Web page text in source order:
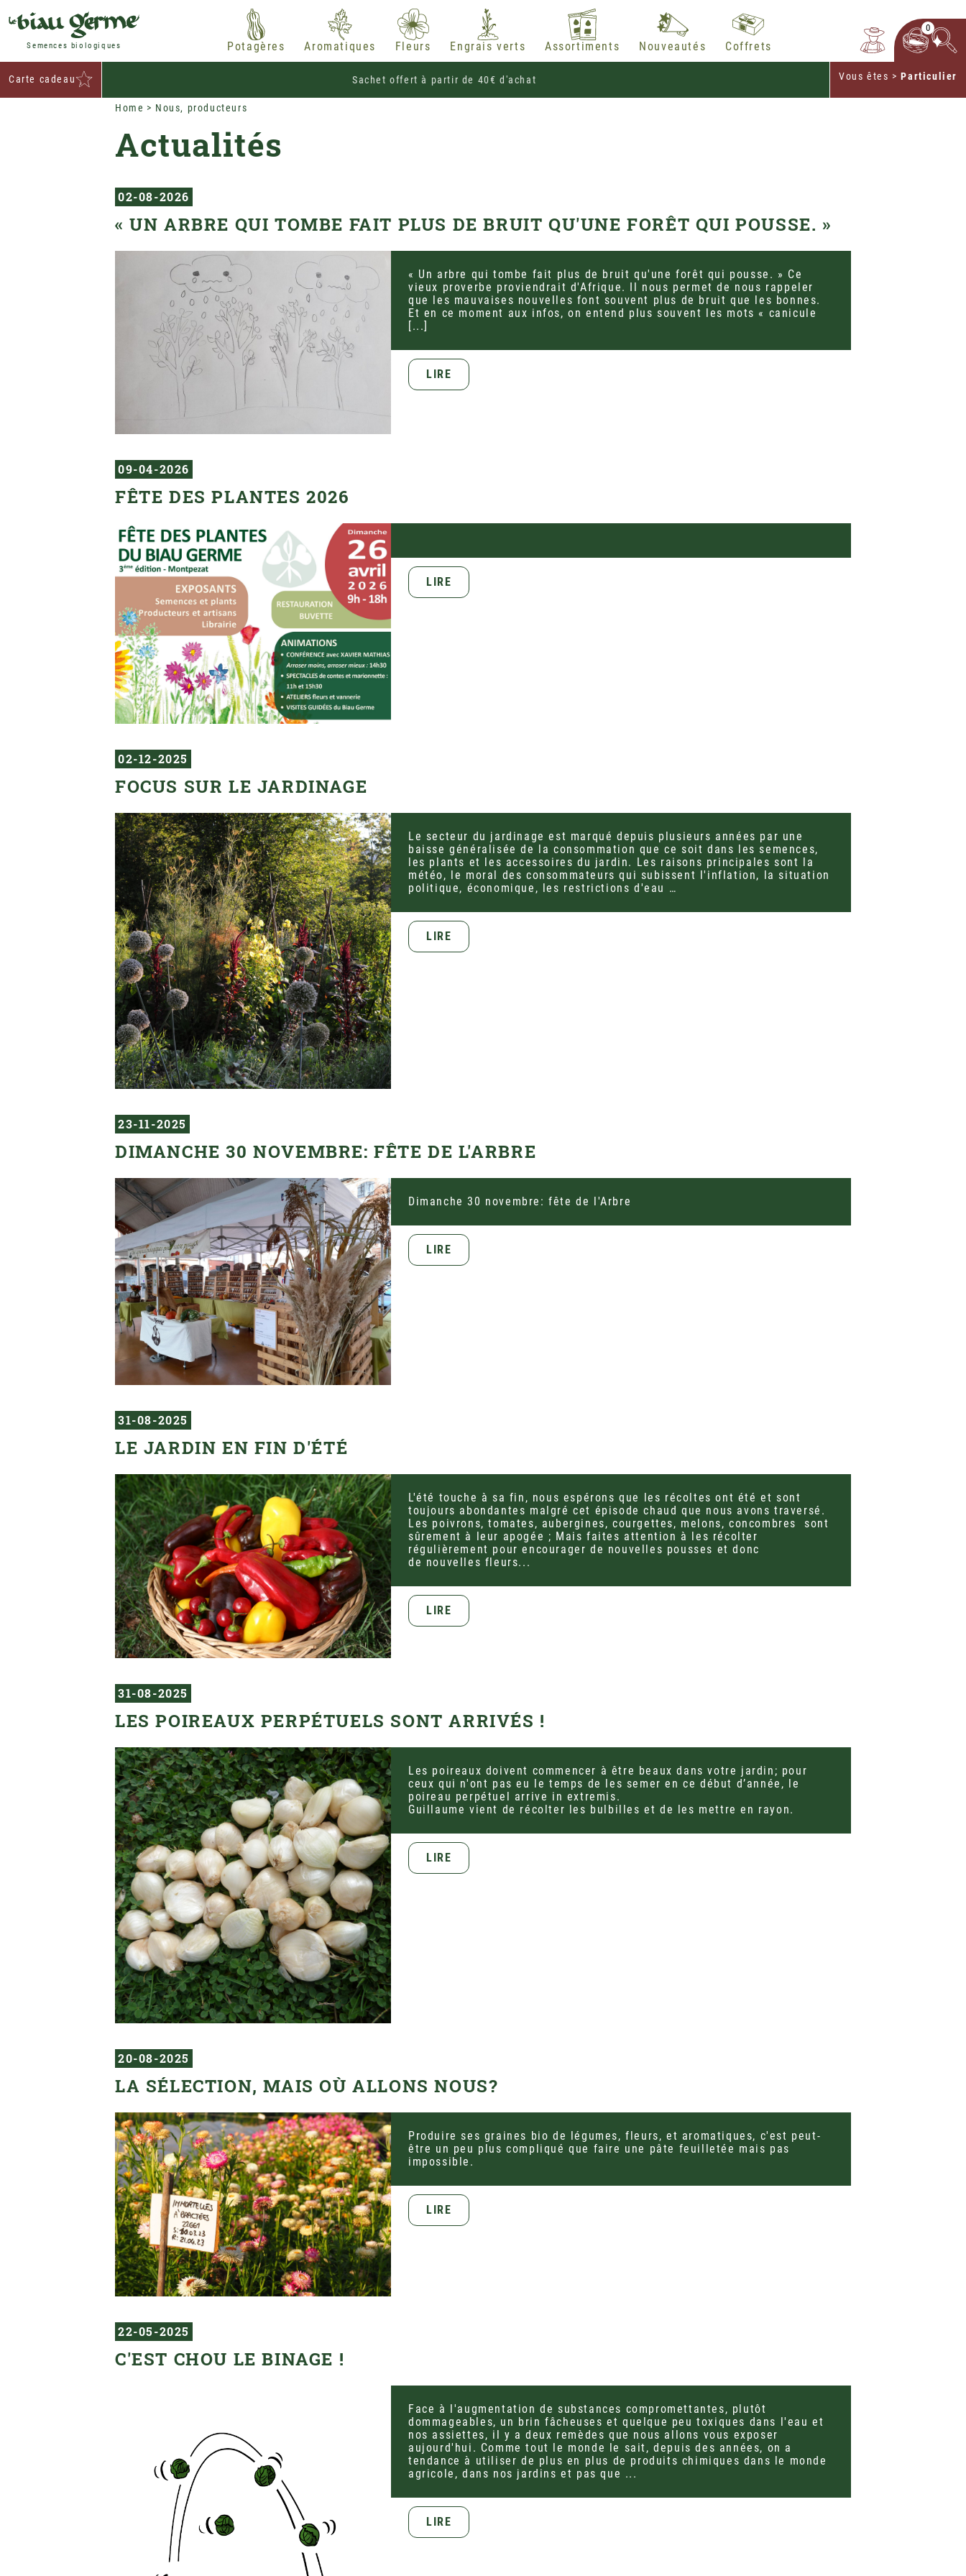
Semences biologiques Potagères Aromatiques Fleurs Engrais verts Assortiments Nouveautés Coffrets
0
Carte cadeau Sachet offert à partir de 40€ d'achat Vous êtes >Particulier
Home Nous, producteurs
Actualités
02-08-2026
« UN ARBRE QUI TOMBE FAIT PLUS DE BRUIT QU'UNE FORÊT QUI POUSSE. »
« Un arbre qui tombe fait plus de bruit qu'une forêt qui pousse. » Ce
vieux proverbe proviendrait d'Afrique. Il nous permet de nous rappeler
que les mauvaises nouvelles font souvent plus de bruit que les bonnes.
Et en ce moment aux infos, on entend plus souvent les mots « canicule
[...]
LIRE
09-04-2026
FÊTE DES PLANTES 2026
LIRE
02-12-2025
FOCUS SUR LE JARDINAGE
Le secteur du jardinage est marqué depuis plusieurs années par une
baisse généralisée de la consommation que ce soit dans les semences,
les plants et les accessoires du jardin. Les raisons principales sont la
météo, le moral des consommateurs qui subissent l'inflation, la situation
politique, économique, les restrictions d'eau …
LIRE
23-11-2025
DIMANCHE 30 NOVEMBRE: FÊTE DE L'ARBRE
Dimanche 30 novembre: fête de l'Arbre
LIRE
31-08-2025
LE JARDIN EN FIN D'ÉTÉ
L'été touche à sa fin, nous espérons que les récoltes ont été et sont
toujours abondantes malgré cet épisode chaud que nous avons traversé.
Les poivrons, tomates, aubergines, courgettes, melons, concombres sont
sûrement à leur apogée ; Mais faites attention à les récolter
régulièrement pour encourager de nouvelles pousses et donc
de nouvelles fleurs...
LIRE
31-08-2025
LES POIREAUX PERPÉTUELS SONT ARRIVÉS !
Les poireaux doivent commencer à être beaux dans votre jardin; pour
ceux qui n'ont pas eu le temps de les semer en ce début d’année, le
poireau perpétuel arrive in extremis.
Guillaume vient de récolter les bulbilles et de les mettre en rayon.
LIRE
20-08-2025
LA SÉLECTION, MAIS OÙ ALLONS NOUS?
Produire ses graines bio de légumes, fleurs, et aromatiques, c'est peut-
être un peu plus compliqué que faire une pâte feuilletée mais pas
impossible.
LIRE
22-05-2025
C'EST CHOU LE BINAGE !
Face à l'augmentation de substances compromettantes, plutôt
dommageables, un brin fâcheuses et quelque peu toxiques dans l'eau et
nos assiettes, il y a deux remèdes que nous allons vous exposer
aujourd'hui. Comme tout le monde le sait, depuis des années, on a
tendance à utiliser de plus en plus de produits chimiques dans le monde
agricole, dans nos jardins et pas que ...
LIRE